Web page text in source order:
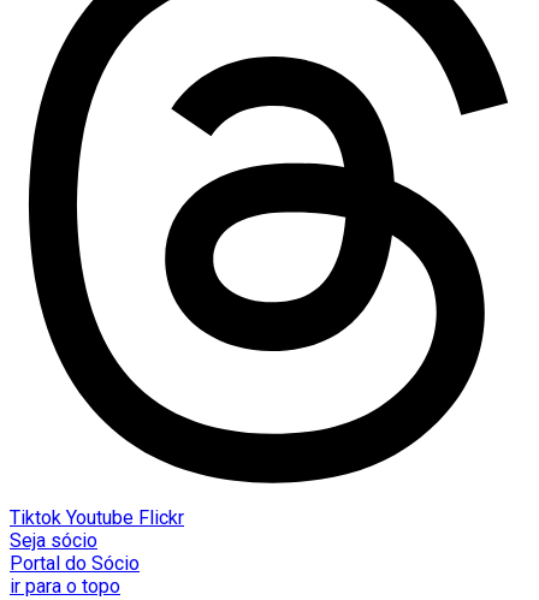
Tiktok Youtube Flickr
Seja sócio
Portal do Sócio
ir para o topo